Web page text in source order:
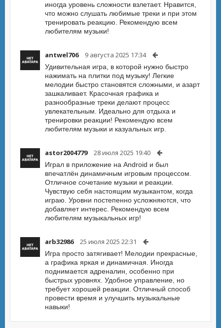
иногда уровень сложности взлетает. Нравится,
что можно слушать любимые треки и при этом
тренировать реакцию. Рекомендую всем
любителям музыки!
antwel706 9 августа 2025 17:34
Удивительная игра, в которой нужно быстро
нажимать на плитки под музыку! Легкие
мелодии быстро становятся сложными, и азарт
зашкаливает. Красочная графика и
разнообразные треки делают процесс
увлекательным. Идеально для отдыха и
тренировки реакции! Рекомендую всем
любителям музыки и казуальных игр.
astor2004779 28 июля 2025 19:40
Играл в приложение на Android и был
впечатлён динамичным игровым процессом.
Отличное сочетание музыки и реакции.
Чувствую себя настоящим музыкантом, когда
играю. Уровни постепенно усложняются, что
добавляет интерес. Рекомендую всем
любителям музыкальных игр!
arb32986 25 июля 2025 22:31
Игра просто затягивает! Мелодии прекрасные,
а графика яркая и динамичная. Иногда
поднимается адреналин, особенно при
быстрых уровнях. Удобное управление, но
требует хорошей реакции. Отличный способ
провести время и улучшить музыкальные
навыки!